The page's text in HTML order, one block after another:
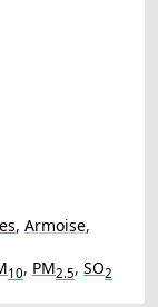
, Armoise,
10, PM2.5, SO2